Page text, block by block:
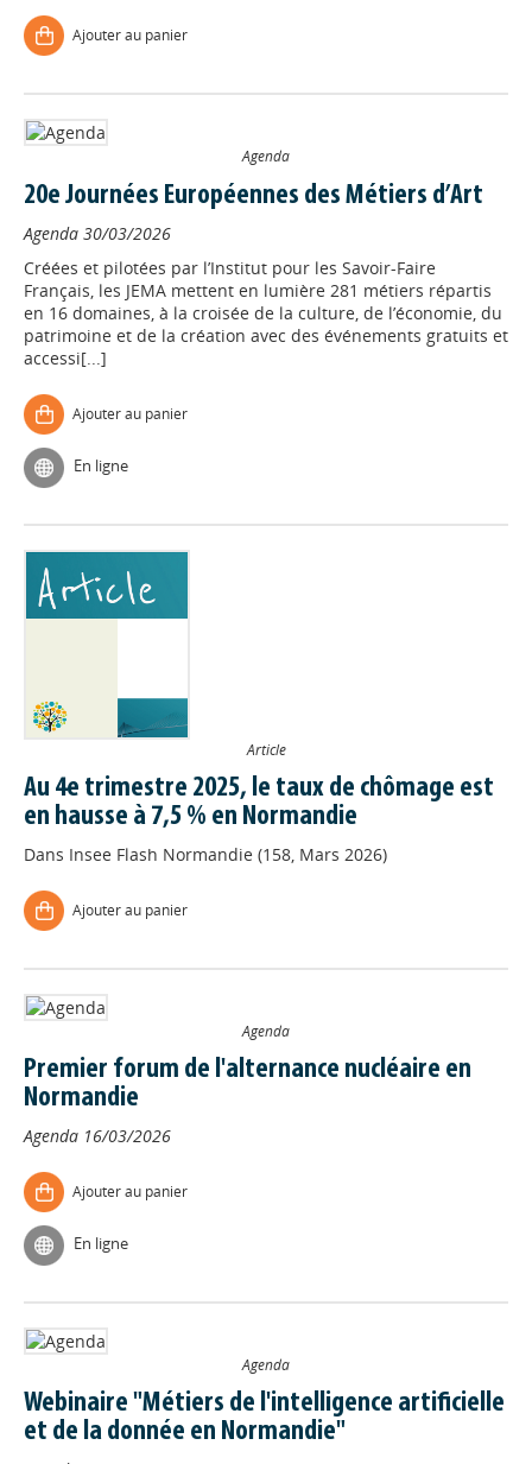
Ajouter au panier
Agenda
20e Journées Européennes des Métiers d’Art
Agenda 30/03/2026
Créées et pilotées par l’Institut pour les Savoir-Faire
Français, les JEMA mettent en lumière 281 métiers répartis
en 16 domaines, à la croisée de la culture, de l’économie, du
patrimoine et de la création avec des événements gratuits et
accessi[...]
Ajouter au panier
En ligne
Article
Au 4e trimestre 2025, le taux de chômage est
en hausse à 7,5 % en Normandie
Dans Insee Flash Normandie (158, Mars 2026)
Ajouter au panier
Agenda
Premier forum de l'alternance nucléaire en
Normandie
Agenda 16/03/2026
Ajouter au panier
En ligne
Agenda
Webinaire "Métiers de l'intelligence artificielle
et de la donnée en Normandie"